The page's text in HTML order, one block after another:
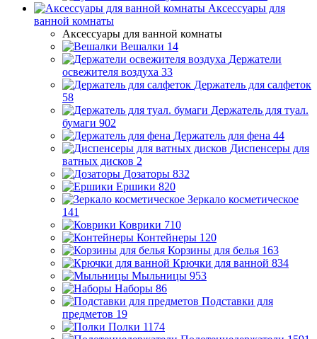
Аксессуары для
ванной комнаты
Аксессуары для ванной комнаты
Вешалки 14
Держатели
освежителя воздуха 33
Держатель для салфеток
58
Держатель для туал.
бумаги 902
Держатель для фена 44
Диспенсеры для
ватных дисков 2
Дозаторы 832
Ершики 820
Зеркало косметическое
141
Коврики 710
Контейнеры 120
Корзины для белья 163
Крючки для ванной 834
Мыльницы 953
Наборы 86
Подставки для
предметов 19
Полки 1174